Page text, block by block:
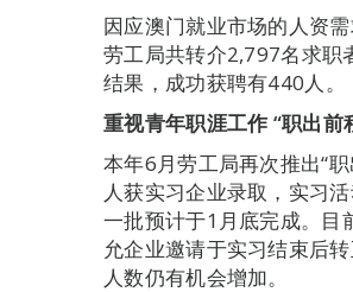
因应澳门就业市场的人资
劳工局共转介2,797名求职
结果，成功获聘有440人。
重视青年职涯工作 “职出
本年6月劳工局再次推出“
人获实习企业录取，实习
一批预计于1月底完成。目
允企业邀请于实习结束后
人数仍有机会增加。